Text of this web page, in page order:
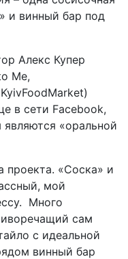
и винный бар под
Алекс Купер
Me,
в сети Facebook,
являются «оральной
проекта. «Соска» и
мой
Много
сам
с идеальной
винный бар